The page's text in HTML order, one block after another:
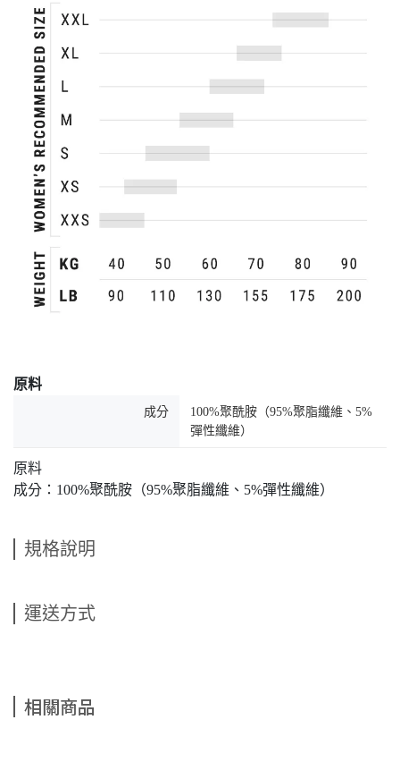
原料
成分
100%聚酰胺（95%聚脂纖維、5%
彈性纖維）
原料
成分：100%聚酰胺（95%聚脂纖維、5%彈性纖維）
規格說明
運送方式
相關商品